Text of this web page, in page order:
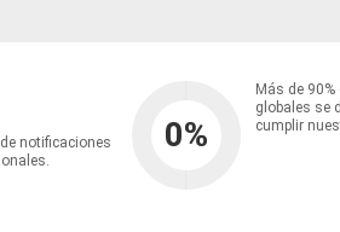
notificaciones
0%
Más de
globales se
cumplir